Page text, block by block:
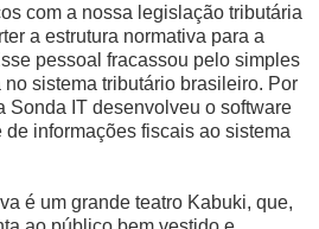
com a nossa legislação tributária
a estrutura normativa para a
pessoal fracassou pelo simples
sistema tributário brasileiro. Por
Sonda IT desenvolveu o software
de informações fiscais ao sistema
é um grande teatro Kabuki, que,